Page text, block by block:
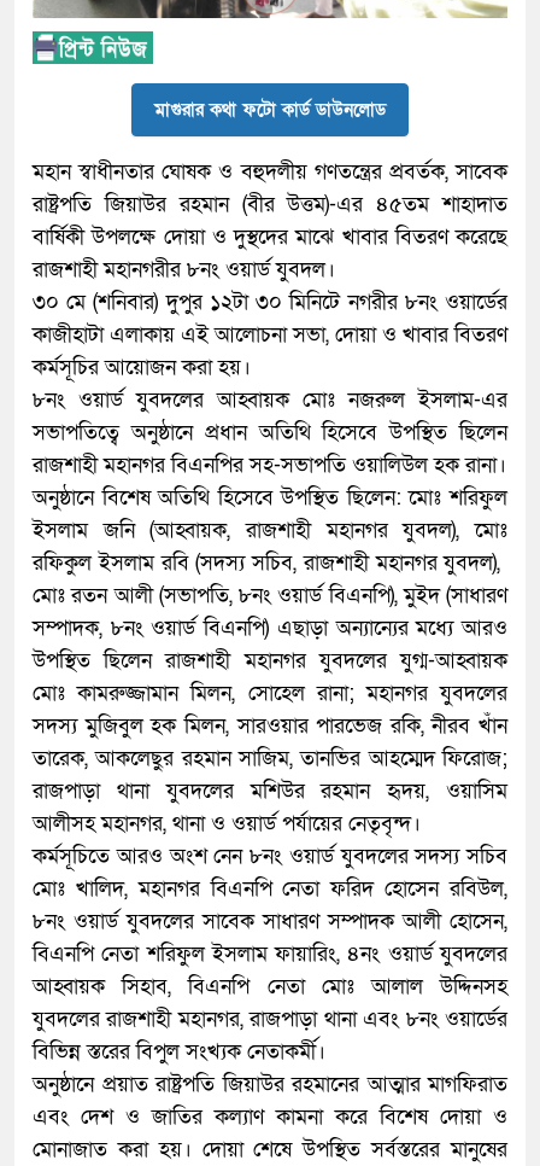
মাগুরার কথা ফটো কার্ড ডাউনলোড
মহান স্বাধীনতার ঘোষক ও বহুদলীয় গণতন্ত্রের প্রবর্তক, সাবেক
রাষ্ট্রপতি জিয়াউর রহমান (বীর উত্তম)-এর ৪৫তম শাহাদাত
বার্ষিকী উপলক্ষে দোয়া ও দুস্থদের মাঝে খাবার বিতরণ করেছে
রাজশাহী মহানগরীর ৮নং ওয়ার্ড যুবদল।
​৩০ মে (শনিবার) দুপুর ১২টা ৩০ মিনিটে নগরীর ৮নং ওয়ার্ডের
কাজীহাটা এলাকায় এই আলোচনা সভা, দোয়া ও খাবার বিতরণ
কর্মসূচির আয়োজন করা হয়।
​৮নং ওয়ার্ড যুবদলের আহ্বায়ক মোঃ নজরুল ইসলাম-এর
সভাপতিত্বে অনুষ্ঠানে প্রধান অতিথি হিসেবে উপস্থিত ছিলেন
রাজশাহী মহানগর বিএনপির সহ-সভাপতি ওয়ালিউল হক রানা।
​অনুষ্ঠানে বিশেষ অতিথি হিসেবে উপস্থিত ছিলেন: ​মোঃ শরিফুল
ইসলাম জনি (আহ্বায়ক, রাজশাহী মহানগর যুবদল), ​মোঃ
রফিকুল ইসলাম রবি (সদস্য সচিব, রাজশাহী মহানগর যুবদল), ​
মোঃ রতন আলী (সভাপতি, ৮নং ওয়ার্ড বিএনপি), ​মুইদ (সাধারণ
সম্পাদক, ৮নং ওয়ার্ড বিএনপি) ​এছাড়া অন্যান্যের মধ্যে আরও
উপস্থিত ছিলেন রাজশাহী মহানগর যুবদলের যুগ্ম-আহ্বায়ক
মোঃ কামরুজ্জামান মিলন, সোহেল রানা; মহানগর যুবদলের
সদস্য মুজিবুল হক মিলন, সারওয়ার পারভেজ রকি, নীরব খাঁন
তারেক, আকলেছুর রহমান সাজিম, তানভির আহম্মেদ ফিরোজ;
রাজপাড়া থানা যুবদলের মশিউর রহমান হৃদয়, ওয়াসিম
আলীসহ মহানগর, থানা ও ওয়ার্ড পর্যায়ের নেতৃবৃন্দ।
​কর্মসূচিতে আরও অংশ নেন ৮নং ওয়ার্ড যুবদলের সদস্য সচিব
মোঃ খালিদ, মহানগর বিএনপি নেতা ফরিদ হোসেন রবিউল,
৮নং ওয়ার্ড যুবদলের সাবেক সাধারণ সম্পাদক আলী হোসেন,
বিএনপি নেতা শরিফুল ইসলাম ফায়ারিং, ৪নং ওয়ার্ড যুবদলের
আহ্বায়ক সিহাব, বিএনপি নেতা মোঃ আলাল উদ্দিনসহ
যুবদলের রাজশাহী মহানগর, রাজপাড়া থানা এবং ৮নং ওয়ার্ডের
বিভিন্ন স্তরের বিপুল সংখ্যক নেতাকর্মী।
​অনুষ্ঠানে প্রয়াত রাষ্ট্রপতি জিয়াউর রহমানের আত্মার মাগফিরাত
এবং দেশ ও জাতির কল্যাণ কামনা করে বিশেষ দোয়া ও
মোনাজাত করা হয়। দোয়া শেষে উপস্থিত সর্বস্তরের মানুষের